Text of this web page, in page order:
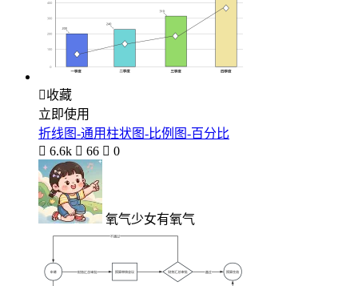
收藏
立即使用
折线图-通用柱状图-比例图-百分比
 6.6k  66  0
氧气少女有氧气